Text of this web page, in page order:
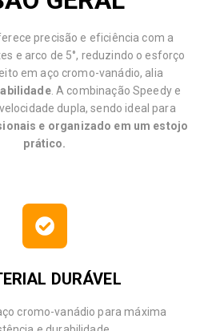
precisão e eficiência com a
e arco de 5°, reduzindo o esforço
em aço cromo-vanádio, alia
. A combinação Speedy e
dupla, sendo ideal para
e organizado em um estojo
prático.
DURÁVEL
cromo-vanádio para máxima